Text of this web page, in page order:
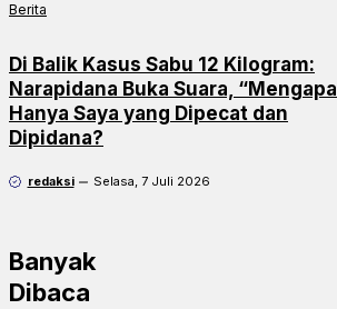
Berita
Di Balik Kasus Sabu 12 Kilogram:
Narapidana Buka Suara, “Mengapa
Hanya Saya yang Dipecat dan
Dipidana?
redaksi Selasa, 7 Juli 2026
Banyak
Dibaca